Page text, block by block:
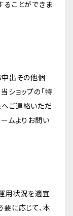
ることができま
申出その他個
ショップの「特
ご連絡いただ
ムよりお問い
用状況を適宜
要に応じて、本